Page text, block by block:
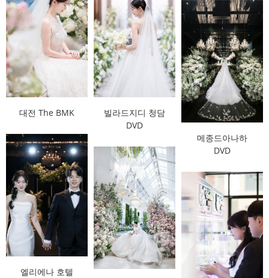
대전 The BMK
빌라드지디 청담
DVD
메종드아나하
DVD
엘리에나 호텔